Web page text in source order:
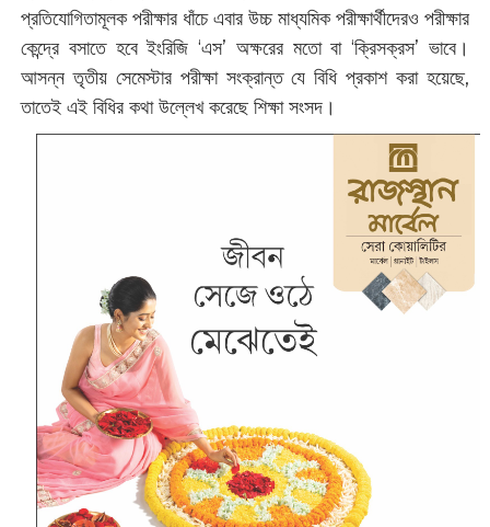
প্রতিযোগিতামূলক পরীক্ষার ধাঁচে এবার উচ্চ মাধ্যমিক পরীক্ষার্থীদেরও পরীক্ষার
কেন্দ্রে বসাতে হবে ইংরিজি ‘এস’ অক্ষরের মতো বা ‘ক্রিসক্রস’ ভাবে।
আসন্ন তৃতীয় সেমেস্টার পরীক্ষা সংক্রান্ত যে বিধি প্রকাশ করা হয়েছে,
তাতেই এই বিধির কথা উল্লেখ করেছে শিক্ষা সংসদ।